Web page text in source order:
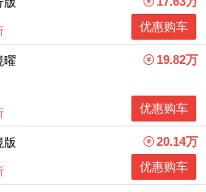
优惠购车
曜
19.82万
优惠购车
版
20.14万
优惠购车